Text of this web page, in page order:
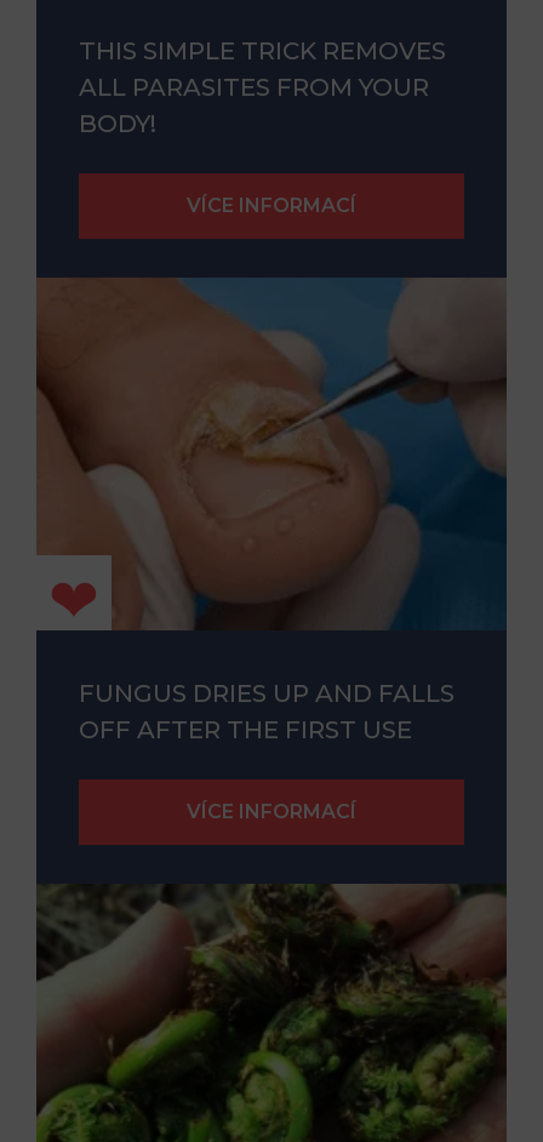
THIS SIMPLE TRICK REMOVES
ALL PARASITES FROM YOUR
BODY!
FUNGUS DRIES UP AND FALLS
OFF AFTER THE FIRST USE